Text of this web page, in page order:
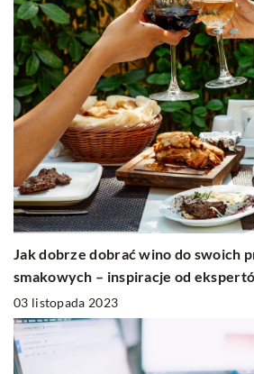
Jak dobrze dobrać wino do swoich
smakowych – inspiracje od
03 listopada 2023